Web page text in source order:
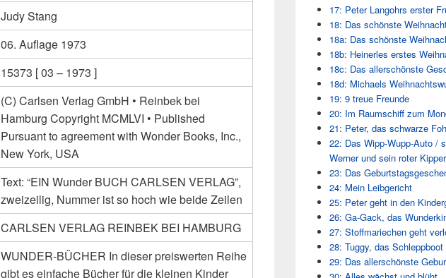
Judy Stang
06. Auflage 1973
15373 [ 03 – 1973 ]
(C) Carlsen Verlag GmbH • Reinbek bei
Hamburg Copyright MCMLVI • Published
Pursuant to agreement with Wonder Books, Inc.,
New York, USA
Text: “EIN Wunder BUCH CARLSEN VERLAG”,
zweizeilig, Nummer ist so hoch wie beide Zeilen
CARLSEN VERLAG REINBEK BEI HAMBURG
WUNDER-BÜCHER In dieser preiswerten Reihe
gibt es einfache Bücher für die kleinen Kinder
17: Peter Langohrs erster
18: Das schönste
18a: Das schönste
18b: Heinerles erstes
18c: Das allerschönste
18d: Michaels
19: 9 treue Freunde
20: Im Raumschiff zum
21: Peter, das schwarze
22: Das Wipp-Wupp-Auto /
Werner und sein roter Kipper
23: Das
24: Mein Leibgericht
25: Peter geht in den
26: Ga-Gack, das
27: Stoffmariechen geht
28: Tuggy, das Schleppboot
29: Das allerschönste